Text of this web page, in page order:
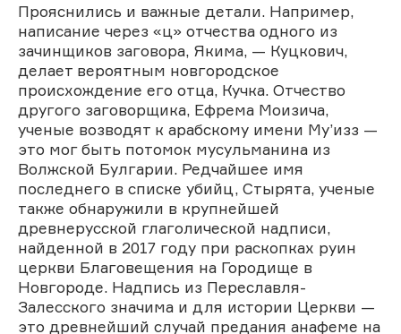
Прояснились и важные детали. Например,
написание через «ц» отчества одного из
зачинщиков заговора, Якима, — Куцкович,
делает вероятным новгородское
происхождение его отца, Кучка. Отчество
другого заговорщика, Ефрема Моизича,
ученые возводят к арабскому имени Му’изз —
это мог быть потомок мусульманина из
Волжской Булгарии. Редчайшее имя
последнего в списке убийц, Стырята, ученые
также обнаружили в крупнейшей
древнерусской глаголической надписи,
найденной в 2017 году при раскопках руин
церкви Благовещения на Городище в
Новгороде. Надпись из Переславля-
Залесского значима и для истории Церкви —
это древнейший случай предания анафеме на